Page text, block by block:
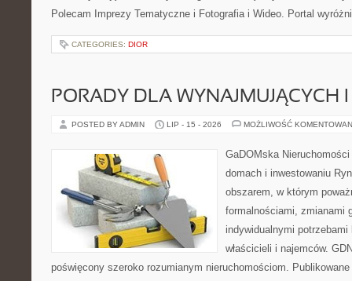
Polecam Imprezy Tematyczne i Fotografia i Wideo. Portal
CATEGORIES: DIOR
PORADY DLA WYNAJMUJĄCYCH
POSTED BY ADMIN LIP - 15 - 2026 MOŻLIWOŚĆ
GaDOMska
domach i inwestowaniu
obszarem, w którym
formalnościami, zmianami
indywidualnymi
właścicieli i najemców.
poświęcony szeroko rozumianym nieruchomościom. Publikowane